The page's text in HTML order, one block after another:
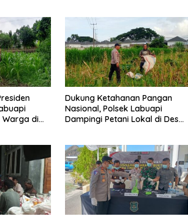
Warga di
Dukung Ketahanan Pangan
Nasional, Polsek Labuapi
Dampingi Petani Lokal di Desa